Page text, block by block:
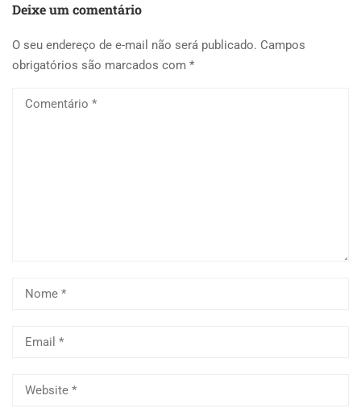
Deixe um comentário
O seu endereço de e-mail não será publicado. Campos
obrigatórios são marcados com *